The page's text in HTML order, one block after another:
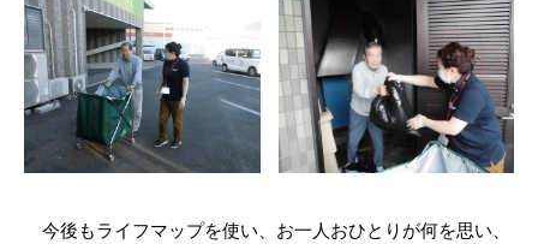
今後もライフマップを使い、お一人おひとりが何を思い、